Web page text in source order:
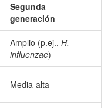
Segunda
generación
Amplio (p.ej., H.
influenzae)
Media‑alta